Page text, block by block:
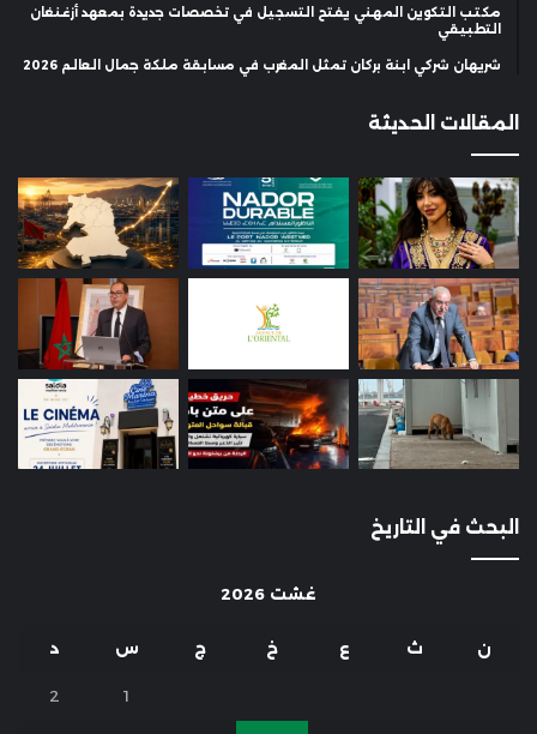
مكتب التكوين المهني يفتح التسجيل في تخصصات جديدة بمعهد أزغنغان
التطبيقي
شريهان شركي ابنة بركان تمثل المغرب في مسابقة ملكة جمال العالم 2026
المقالات الحديثة
البحث في التاريخ
غشت 2026
ن ث ع خ ج س د
1
2